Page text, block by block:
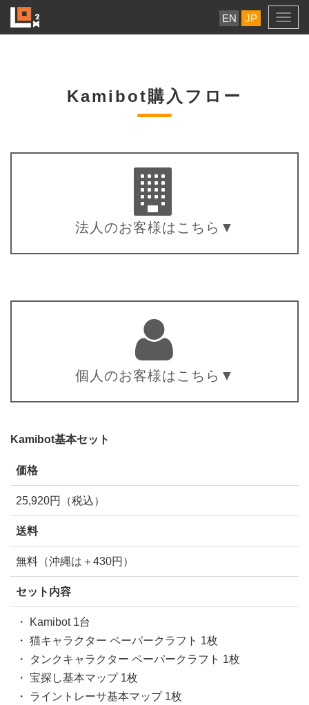
EN JP
Kamibot購入フロー
法人のお客様はこちら▼
個人のお客様はこちら▼
Kamibot基本セット
価格
25,920円（税込）
送料
無料（沖縄は＋430円）
セット内容
・ Kamibot 1台
・ 猫キャラクター ペーパークラフト 1枚
・ タンクキャラクター ペーパークラフト 1枚
・ 宝探し基本マップ 1枚
・ ライントレーサ基本マップ 1枚